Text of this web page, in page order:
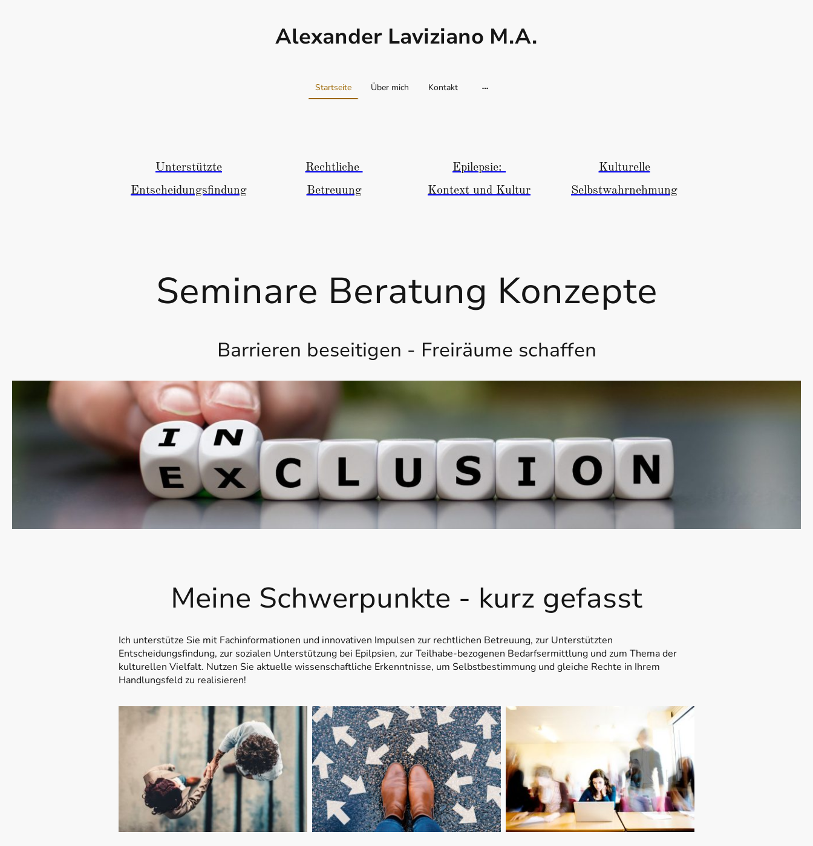
Alexander Laviziano M.A.
Startseite Über mich Kontakt
Unterstützte
Entscheidungsfindung
Rechtliche
Betreuung
Epilepsie:
Kontext und Kultur
Kulturelle
Selbstwahrnehmung
Seminare Beratung Konzepte
Barrieren beseitigen - Freiräume schaffen
Meine Schwerpunkte - kurz gefasst
Ich unterstütze Sie mit Fachinformationen und innovativen Impulsen zur rechtlichen Betreuung, zur Unterstützten
Entscheidungsfindung, zur sozialen Unterstützung bei Epilpsien, zur Teilhabe-bezogenen Bedarfsermittlung und zum Thema der
kulturellen Vielfalt. Nutzen Sie aktuelle wissenschaftliche Erkenntnisse, um Selbstbestimmung und gleiche Rechte in Ihrem
Handlungsfeld zu realisieren!